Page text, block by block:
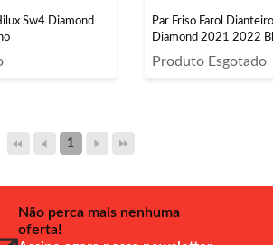
Sw4 Diamond
Par Friso Farol
Diamond 2021 2022
Produto Esgotado
1
Não perca mais nenhuma
oferta!